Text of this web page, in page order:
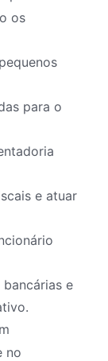
os
para o
e atuar
e
no